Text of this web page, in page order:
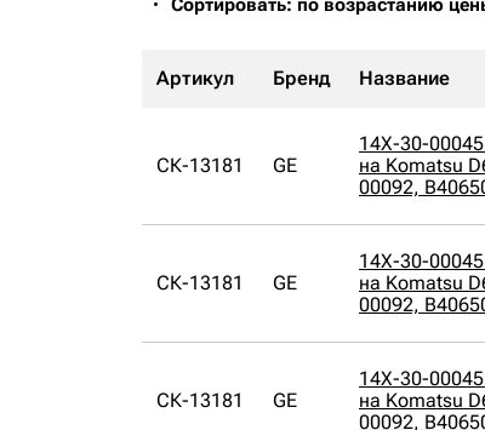
Сортировать: по возрастанию
Артикул Бренд Название
СК-13181 GE
14X-30-
на Komatsu
00092,
СК-13181 GE
14X-30-
на Komatsu
00092,
СК-13181 GE
14X-30-
на Komatsu
00092,